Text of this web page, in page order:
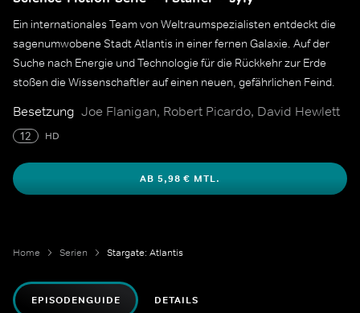
Ein internationales Team von Weltraumspezialisten entdeckt die
sagenumwobene Stadt Atlantis in einer fernen Galaxie. Auf der
Suche nach Energie und Technologie für die Rückkehr zur Erde
stoßen die Wissenschaftler auf einen neuen, gefährlichen Feind.
Besetzung Joe Flanigan, Robert Picardo, David Hewlett
12 HD
AB 5,98 € MTL.
Home Serien Stargate: Atlantis
EPISODENGUIDE DETAILS